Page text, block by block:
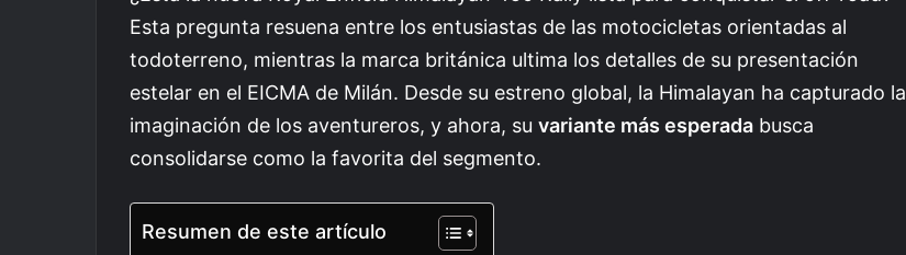
Esta pregunta resuena entre los entusiastas de las motocicletas orientadas al
todoterreno, mientras la marca británica ultima los detalles de su presentación
estelar en el EICMA de Milán. Desde su estreno global, la Himalayan ha capturado la
imaginación de los aventureros, y ahora, su variante más esperada busca
consolidarse como la favorita del segmento.
Resumen de este artículo